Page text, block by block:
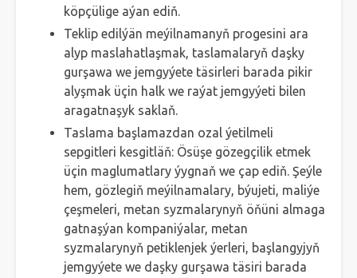
köpçülige aýan ediň.
Teklip edilýän meýilnamanyň progesini ara
alyp maslahatlaşmak, taslamalaryň daşky
gurşawa we jemgyýete täsirleri barada pikir
alyşmak üçin halk we raýat jemgyýeti bilen
aragatnaşyk saklaň.
Taslama başlamazdan ozal ýetilmeli
sepgitleri kesgitläň: Ösüşe gözegçilik etmek
üçin maglumatlary ýygnaň we çap ediň. Şeýle
hem, gözlegiň meýilnamalary, býujeti, maliýe
çeşmeleri, metan syzmalarynyň öňüni almaga
gatnaşýan kompaniýalar, metan
syzmalarynyň petiklenjek ýerleri, başlangyjyň
jemgyýete we daşky gurşawa täsiri barada